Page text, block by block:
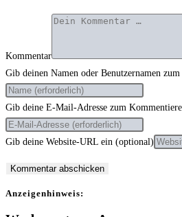
Kommentar
Gib deinen Namen oder Benutzernamen
Gib deine E-Mail-Adresse zum
Gib deine Website-URL ein (optional)
Anzei­gen­hin­weis: